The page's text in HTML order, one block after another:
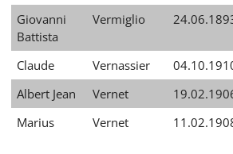
Giovanni
Battista
Vermiglio
Claude
Vernassier
Albert Jean
Vernet
Marius
Vernet